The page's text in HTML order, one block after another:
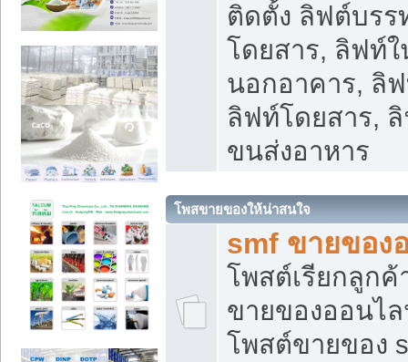
ติดตั้ง ลิฟต์บร
โดยสาร, ลิฟท์
นอกอาคาร, ลิ
ลิฟท์โดยสาร,
ขนส่งอาหาร
โพสขายของให้น่าสนใจ
smf ขายของ
โพสต์เรียกลูกค้
ขายของออนไ
โพสต์ขายของ